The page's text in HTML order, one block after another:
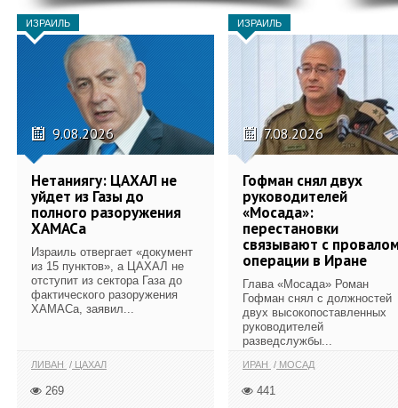
ИЗРАИЛЬ
9.08.2026
Нетаниягу: ЦАХАЛ не
уйдет из Газы до
полного разоружения
ХАМАСа
Израиль отвергает «документ
из 15 пунктов», а ЦАХАЛ не
отступит из сектора Газа до
фактического разоружения
ХАМАСа, заявил...
ЛИВАН ЦАХАЛ
269
ИЗРАИЛЬ
7.08.2026
Гофман снял двух
руководителей
«Мосада»:
перестановки
связывают с
операции в Иране
Глава «Мосада» Роман
Гофман снял с должностей
двух высокопоставленных
руководителей
разведслужбы...
ИРАН МОСАД
441